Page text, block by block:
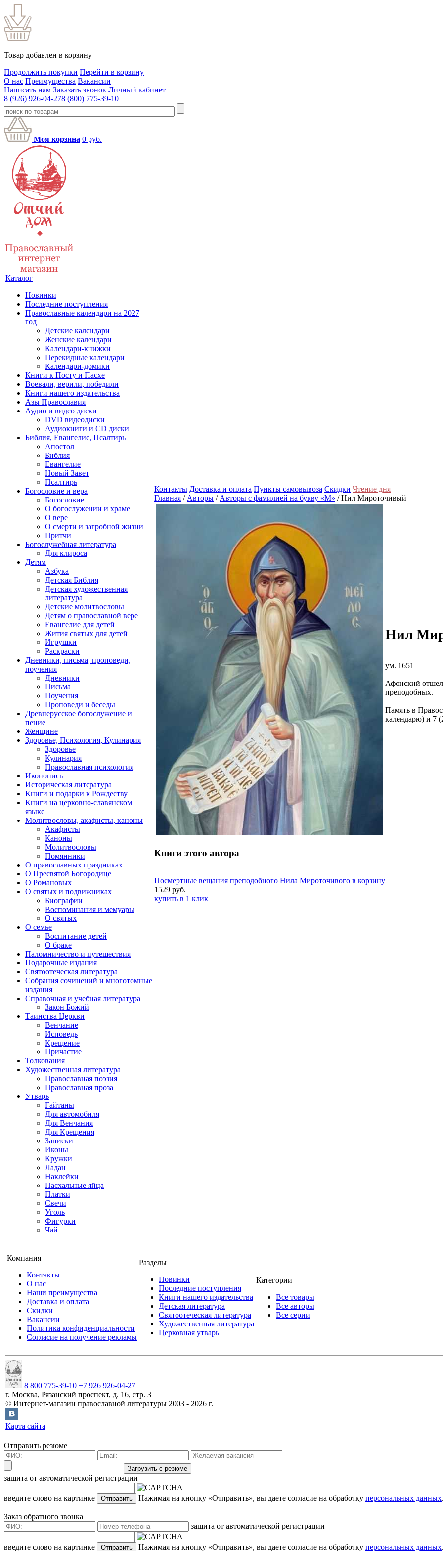
Товар добавлен в корзину
Продолжить покупки Перейти в корзину
О нас Преимущества Вакансии
Написать нам Заказать звонок Личный кабинет
8 (926) 926-04-278 (800) 775-39-10
Моя корзина 0 руб.
Каталог
Новинки
Последние поступления
Православные календари на 2027
год
Детские календари
Женские календари
Календари-книжки
Перекидные календари
Календари-домики
Книги к Посту и Пасхе
Воевали, верили, победили
Книги нашего издательства
Азы Православия
Аудио и видео диски
DVD видеодиски
Аудиокниги и CD диски
Библия, Евангелие, Псалтирь
Апостол
Библия
Евангелие
Новый Завет
Псалтирь
Богословие и вера
Богословие
О богослужении и храме
О вере
О смерти и загробной жизни
Притчи
Богослужебная литература
Для клироса
Детям
Азбука
Детская Библия
Детская художественная
литература
Детские молитвословы
Детям о православной вере
Евангелие для детей
Жития святых для детей
Игрушки
Раскраски
Дневники, письма, проповеди,
поучения
Дневники
Письма
Поучения
Проповеди и беседы
Древнерусское богослужение и
пение
Женщине
Здоровье, Психология, Кулинария
Здоровье
Кулинария
Православная психология
Иконопись
Историческая литература
Книги и подарки к Рождеству
Книги на церковно-славянском
языке
Молитвословы, акафисты, каноны
Акафисты
Каноны
Молитвословы
Помянники
О православных праздниках
О Пресвятой Богородице
О Романовых
О святых и подвижниках
Биографии
Воспоминания и мемуары
О святых
О семье
Воспитание детей
О браке
Паломничество и путешествия
Подарочные издания
Святоотеческая литература
Собрания сочинений и многотомные
издания
Справочная и учебная литература
Закон Божий
Таинства Церкви
Венчание
Исповедь
Крещение
Причастие
Толкования
Художественная литература
Православная поэзия
Православная проза
Утварь
Гайтаны
Для автомобиля
Для Венчания
Для Крещения
Записки
Иконы
Кружки
Ладан
Наклейки
Пасхальные яйца
Платки
Свечи
Уголь
Фигурки
Чай
Контакты Доставка и оплата Пункты самовывоза Скидки Чтение дня
Главная / Авторы / Авторы с фамилией на букву «М» / Нил Мироточивый
Нил
ум. 1651
Афонский
преподобных.
Память в
календарю) и 7
Книги этого автора
Посмертные вещания преподобного Нила Мироточивого в корзину
1529 руб.
купить в 1 клик
Компания
Контакты
О нас
Наши преимущества
Доставка и оплата
Скидки
Вакансии
Политика конфиденциальности
Согласие на получение рекламы
Разделы
Новинки
Последние поступления
Книги нашего издательства
Детская литература
Святоотеческая литература
Художественная литература
Церковная утварь
Категории
Все товары
Все авторы
Все серии
8 800 775-39-10 +7 926 926-04-27
г. Москва, Рязанский проспект, д. 16, стр. 3
© Интернет-магазин православной литературы 2003 - 2026 г.
Карта сайта
Отправить резюме
защита от автоматической регистрации
введите слово на картинке Нажимая на кнопку «Отправить», вы даете согласие на обработку персональных данных.
Заказ обратного звонка
защита от автоматической регистрации
введите слово на картинке Нажимая на кнопку «Отправить», вы даете согласие на обработку персональных данных.